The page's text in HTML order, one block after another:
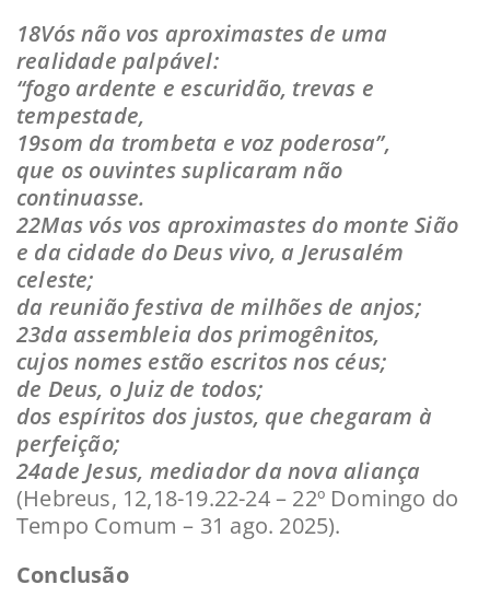
18Vós não vos aproximastes de uma
realidade palpável:
“fogo ardente e escuridão, trevas e
tempestade,
19som da trombeta e voz poderosa”,
que os ouvintes suplicaram não
continuasse.
22Mas vós vos aproximastes do monte Sião
e da cidade do Deus vivo, a Jerusalém
celeste;
da reunião festiva de milhões de anjos;
23da assembleia dos primogênitos,
cujos nomes estão escritos nos céus;
de Deus, o Juiz de todos;
dos espíritos dos justos, que chegaram à
perfeição;
24ade Jesus, mediador da nova aliança
(Hebreus, 12,18-19.22-24 – 22º Domingo do
Tempo Comum – 31 ago. 2025).
Conclusão